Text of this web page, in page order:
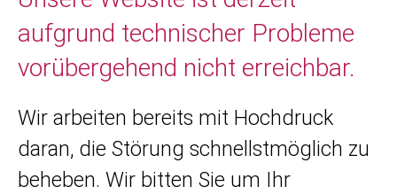
aufgrund technischer Probleme
vorübergehend nicht erreichbar.
Wir arbeiten bereits mit Hochdruck
daran, die Störung schnellstmöglich zu
beheben. Wir bitten Sie um Ihr